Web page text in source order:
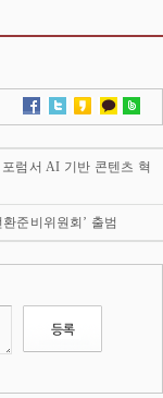
럼서 AI 기반 콘텐츠 혁
준비위원회’ 출범